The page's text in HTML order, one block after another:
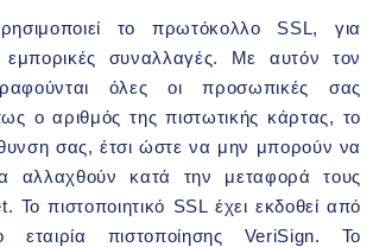
το πρωτόκολλο SSL, για
εμπορικές συναλλαγές. Με αυτόν τον
όλες οι προσωπικές σας
ο αριθμός της πιστωτικής κάρτας, το
σας, έτσι ώστε να μην μπορούν να
αλλαχθούν κατά την μεταφορά τους
Το πιστοποιητικό SSL έχει εκδοθεί από
εταιρία πιστοποίησης VeriSign. Το